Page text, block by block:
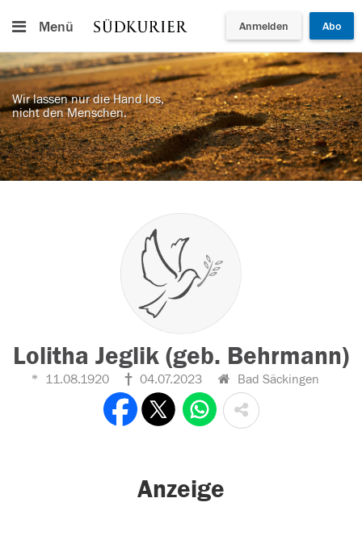
Menü Anmelden Abo
Wir lassen nur die Hand los,
nicht den Menschen.
Lolitha Jeglik (geb. Behrmann)
11.08.1920 04.07.2023 Bad Säckingen
Anzeige